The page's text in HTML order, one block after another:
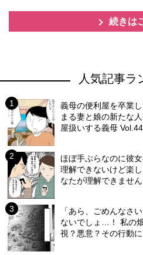
続きは
人気記事ラ
義母の便利屋を卒業
まる妻と娘の新たな
屋扱いする義母 Vol.44
ほぼ手ぶらなのに彼
理解できないけど楽
なたが理解できません
「あら、ごめんなさ
ないでしょ…！ 私の
視？悪意？その行動